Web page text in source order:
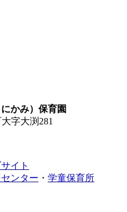
かみ）保育園
字大渕281
イト
ンター ・ 学童保育所